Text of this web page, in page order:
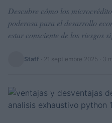
Descubre cómo los
poderosa para el desarrollo
estar consciente de los riesgos
Staff 21 septiembre 2025 · 3